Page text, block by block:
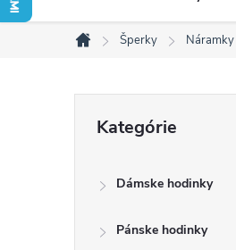
Domov
Šperky Náramky
kategórie
Kategórie
Dámske hodinky
Pánske hodinky